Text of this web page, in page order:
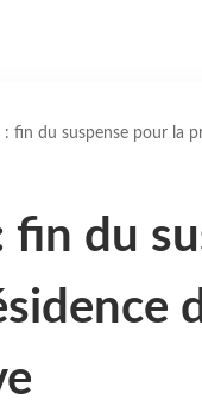
: fin du suspense pour la
fin du